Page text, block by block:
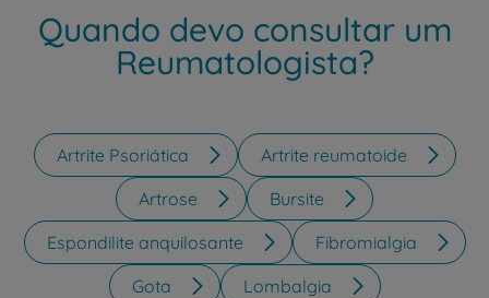
Quando devo consultar um
Reumatologista?
Artrite Psoriática
Artrite reumatoide
Artrose
Bursite
Espondilite anquilosante
Fibromialgia
Gota
Lombalgia